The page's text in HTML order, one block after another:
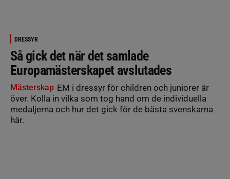
DRESSYR
Så gick det när det samlade
Europamästerskapet avslutades
Mästerskap EM i dressyr för children och juniorer är
över. Kolla in vilka som tog hand om de individuella
medaljerna och hur det gick för de bästa svenskarna
här.